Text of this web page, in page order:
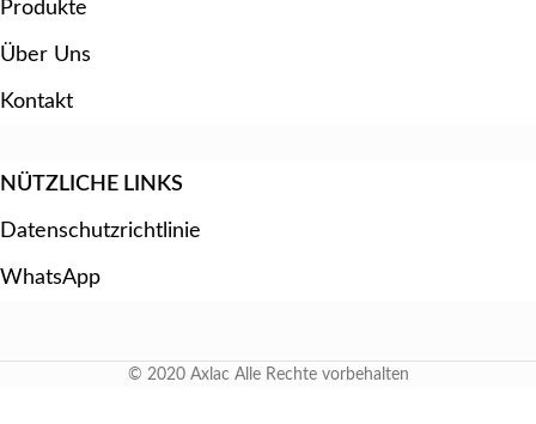
Produkte
Über Uns
Kontakt
NÜTZLICHE LINKS
Datenschutzrichtlinie
WhatsApp
© 2020 Axlac Alle Rechte vorbehalten